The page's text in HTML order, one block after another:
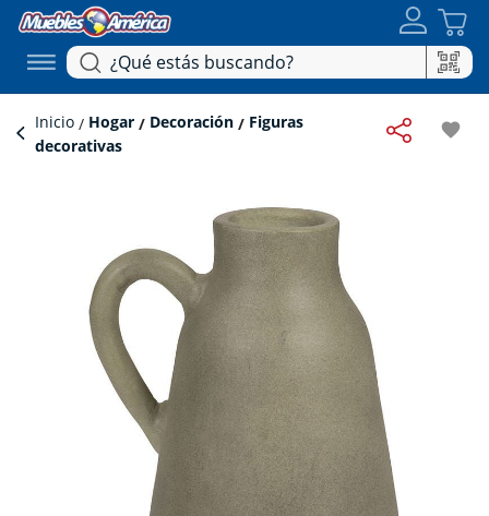
Inicio Hogar Decoración Figuras
decorativas
favorite